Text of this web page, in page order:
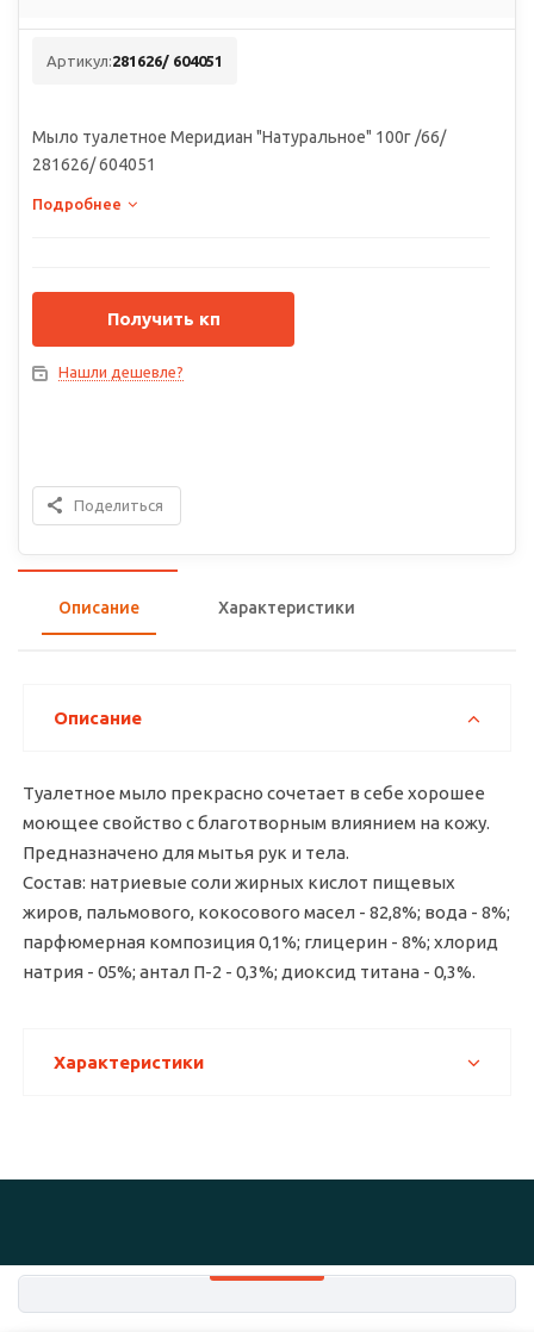
Артикул:281626/ 604051
Мыло туалетное Меридиан "Натуральное" 100г /66/
281626/ 604051
Подробнее
Получить кп
Нашли дешевле?
Поделиться
Описание Характеристики
Описание
Туалетное мыло прекрасно сочетает в себе хорошее
моющее свойство с благотворным влиянием на кожу.
Предназначено для мытья рук и тела.
Состав: натриевые соли жирных кислот пищевых
жиров, пальмового, кокосового масел - 82,8%; вода - 8%;
парфюмерная композиция 0,1%; глицерин - 8%; хлорид
натрия - 05%; антал П-2 - 0,3%; диоксид титана - 0,3%.
Характеристики